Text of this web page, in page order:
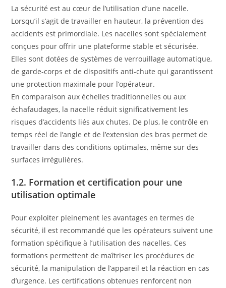
La sécurité est au cœur de l’utilisation d’une nacelle.
Lorsqu’il s’agit de travailler en hauteur, la prévention des
accidents est primordiale. Les nacelles sont spécialement
conçues pour offrir une plateforme stable et sécurisée.
Elles sont dotées de systèmes de verrouillage automatique,
de garde-corps et de dispositifs anti-chute qui garantissent
une protection maximale pour l’opérateur.
En comparaison aux échelles traditionnelles ou aux
échafaudages, la nacelle réduit significativement les
risques d’accidents liés aux chutes. De plus, le contrôle en
temps réel de l’angle et de l’extension des bras permet de
travailler dans des conditions optimales, même sur des
surfaces irrégulières.
1.2. Formation et certification pour une
utilisation optimale
Pour exploiter pleinement les avantages en termes de
sécurité, il est recommandé que les opérateurs suivent une
formation spécifique à l’utilisation des nacelles. Ces
formations permettent de maîtriser les procédures de
sécurité, la manipulation de l’appareil et la réaction en cas
d’urgence. Les certifications obtenues renforcent non